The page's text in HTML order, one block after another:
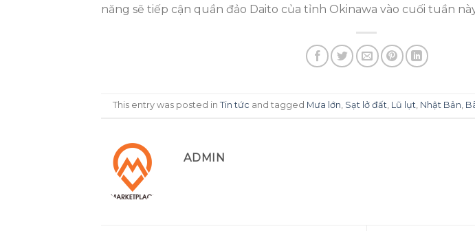
năng sẽ tiếp cận quần đảo Daito của tỉnh Okinawa vào cuối tuần
This entry was posted inTin tức and tagged Mưa lớn Sạt lở đất Lũ lụt Nhật Bản
ADMIN